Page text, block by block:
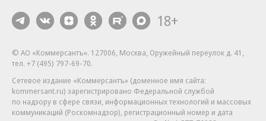
18+
© АО «Коммерсантъ». 127006, Москва, Оружейный переулок д. 41,
тел. +7 (495) 797-69-70.
Сетевое издание «Коммерсантъ» (доменное имя сайта:
kommersant.ru) зарегистрировано Федеральной службой
по надзору в сфере связи, информационных технологий и массовых
коммуникаций (Роскомнадзор), регистрационный номер и дата